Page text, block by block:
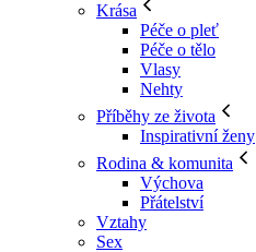
Krása
Péče o pleť
Péče o tělo
Vlasy
Nehty
Příběhy ze života
Inspirativní ženy
Rodina & komunita
Výchova
Přátelství
Vztahy
Sex